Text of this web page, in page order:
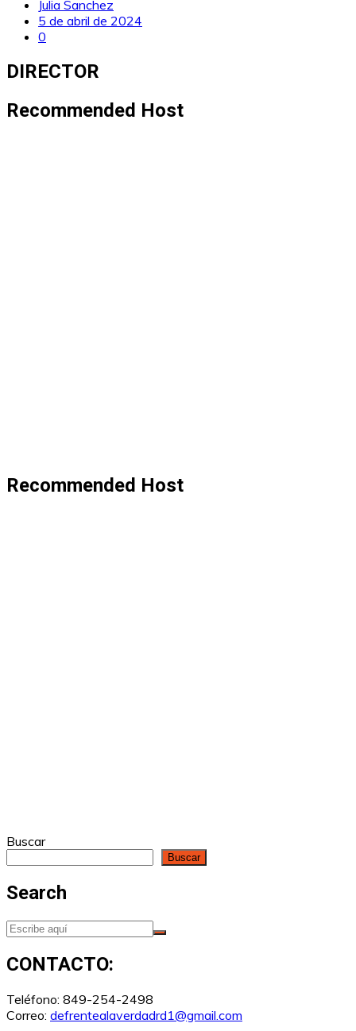
Julia Sanchez
5 de abril de 2024
0
DIRECTOR
Recommended Host
Recommended Host
Buscar
Buscar
Search
CONTACTO:
Teléfono: 849-254-2498
Correo: defrentealaverdadrd1@gmail.com